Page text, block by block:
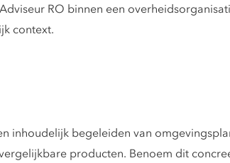
RO binnen een
context.
inhoudelijk begeleiden van
producten. Benoem dit